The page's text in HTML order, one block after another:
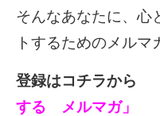
そんなあなたに、心
トするためのメル
登録はコチラから
する メルマガ」